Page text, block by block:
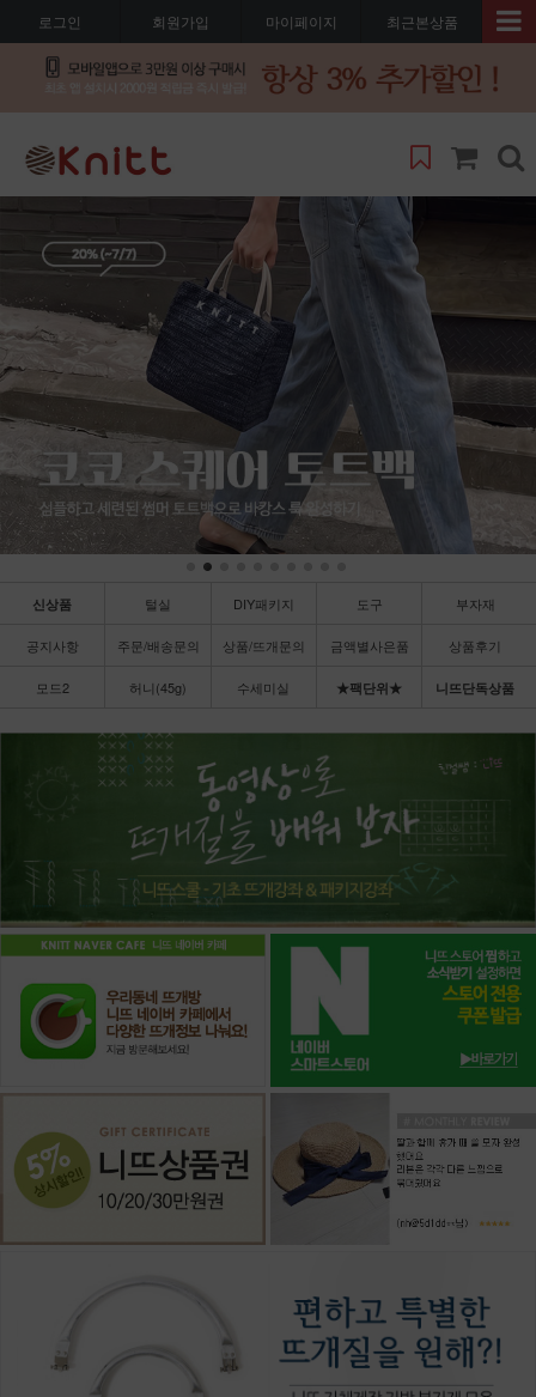
로그인 회원가입 마이페이지 최근본상품
신상품 털실 DIY패키지 도구 부자재
공지사항 주문/배송문의 상품/뜨개문의 금액별사은품 상품후기
모드2 허니(45g) 수세미실 ★팩단위★ 니뜨단독상품